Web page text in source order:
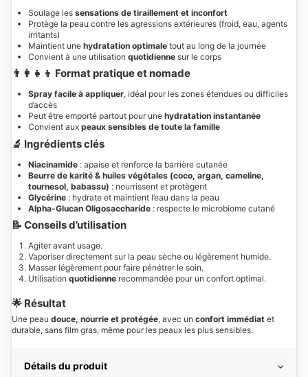
Soulage les sensations de tiraillement et inconfort
Protège la peau contre les agressions extérieures (froid, eau, agents
irritants)
Maintient une hydratation optimale tout au long de la journée
Convient à une utilisation quotidienne sur le corps
👨‍👩‍👧‍👦 Format pratique et nomade
Spray facile à appliquer, idéal pour les zones étendues ou difficiles
d’accès
Peut être emporté partout pour une hydratation instantanée
Convient aux peaux sensibles de toute la famille
🔬 Ingrédients clés
Niacinamide : apaise et renforce la barrière cutanée
Beurre de karité & huiles végétales (coco, argan, cameline,
tournesol, babassu) : nourrissent et protègent
Glycérine : hydrate et maintient l’eau dans la peau
Alpha-Glucan Oligosaccharide : respecte le microbiome cutané
📝 Conseils d’utilisation
Agiter avant usage.
Vaporiser directement sur la peau sèche ou légèrement humide.
Masser légèrement pour faire pénétrer le soin.
Utilisation quotidienne recommandée pour un confort optimal.
🌟 Résultat
Une peau douce, nourrie et protégée, avec un confort immédiat et
durable, sans film gras, même pour les peaux les plus sensibles.
Détails du produit